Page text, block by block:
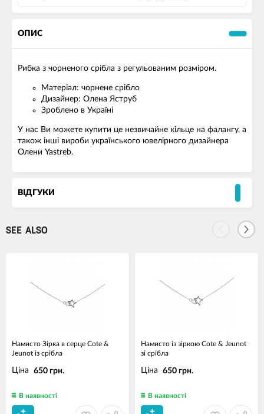
ОПИС
Рибка з чорненого срібла з регульованим розміром.
Матеріал: чорнене срібло
Дизайнер: Олена Яструб
Зроблено в Україні
У нас Ви можете купити це незвичайне кільце на фалангу, а
також інші вироби українського ювелірного дизайнера
Олени Yastreb.
ВІДГУКИ
SEE ALSO
Намисто Зірка в серце Cote &
Jeunot із срібла
Ціна 650 грн.
В наявності
Намисто із зіркою Cote & Jeunot
зі срібла
Ціна 650 грн.
В наявності